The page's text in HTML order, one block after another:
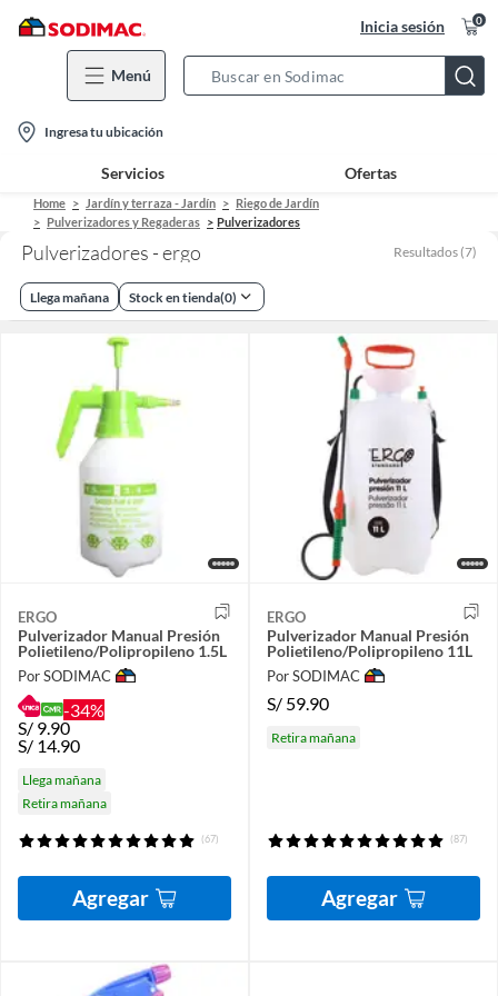
Inicia sesión 0
Menú
Bar
location-
icon
Ingresa tu ubicación
Servicios Ofertas
Home Jardín y terraza - Jardín
Riego de Jardín
Pulverizadores y Regaderas
Pulverizadores
Pulverizadores - ergo Resultados (7)
Llega mañana Stock en tienda(0)
ERGO
Pulverizador Manual Presión
Polietileno/Polipropileno 1.5L
Por SODIMAC
-34%
S/ 9.90
S/ 14.90
Llega mañana
Retira mañana
(67)
Agregar
ERGO
Pulverizador Manual Presión
Polietileno/Polipropileno 11L
Por SODIMAC
S/ 59.90
Retira mañana
(87)
Agregar